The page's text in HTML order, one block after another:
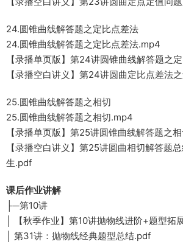
24.圆锥曲线解答题之定比点差法
24.圆锥曲线解答题之定比点差法.mp4
【录播单页版】第24讲圆锥曲线解答题之
【录播空白讲义】第24讲圆曲定比点差法
25.圆锥曲线解答题之相切
25.圆锥曲线解答题之相切.mp4
【录播单页版】第25讲圆锥曲线解答题之
【录播空白讲义】第25讲圆曲相切解答题
生.pdf
课后作业讲解
├─第10讲
│ 【秋季作业】第10讲抛物线进阶+题型拓
│ 第31讲：抛物线经典题型总结.pdf